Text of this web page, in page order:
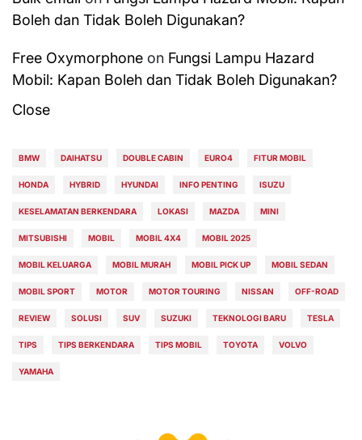
Boleh dan Tidak Boleh Digunakan?
Free Oxymorphone on Fungsi Lampu Hazard
Mobil: Kapan Boleh dan Tidak Boleh Digunakan?
Close
BMW DAIHATSU DOUBLE CABIN EURO4 FITUR MOBIL
HONDA HYBRID HYUNDAI INFO PENTING ISUZU
KESELAMATAN BERKENDARA LOKASI MAZDA MINI
MITSUBISHI MOBIL MOBIL 4X4 MOBIL 2025
MOBIL KELUARGA MOBIL MURAH MOBIL PICK UP MOBIL SEDAN
MOBIL SPORT MOTOR MOTOR TOURING NISSAN OFF-ROAD
REVIEW SOLUSI SUV SUZUKI TEKNOLOGI BARU TESLA
TIPS TIPS BERKENDARA TIPS MOBIL TOYOTA VOLVO
YAMAHA